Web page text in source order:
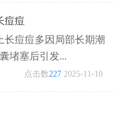
痘痘
痘痘多因局部长期潮
堵塞后引发...
点击数227 2025-11-10